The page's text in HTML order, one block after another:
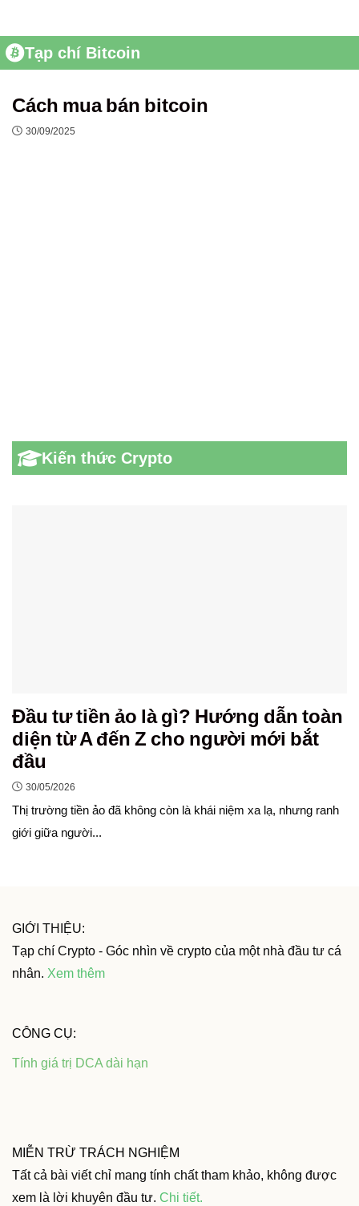
Tạp chí Bitcoin
Cách mua bán bitcoin
30/09/2025
Kiến thức Crypto
Đầu tư tiền ảo là gì? Hướng dẫn toàn
diện từ A đến Z cho người mới bắt
đầu
30/05/2026
Thị trường tiền ảo đã không còn là khái niệm xa lạ, nhưng ranh
giới giữa người...
GIỚI THIỆU:
Tạp chí Crypto - Góc nhìn về crypto của một nhà đầu tư cá
nhân. Xem thêm
CÔNG CỤ:
Tính giá trị DCA dài hạn
MIỄN TRỪ TRÁCH NGHIỆM
Tất cả bài viết chỉ mang tính chất tham khảo, không được
xem là lời khuyên đầu tư. Chi tiết.